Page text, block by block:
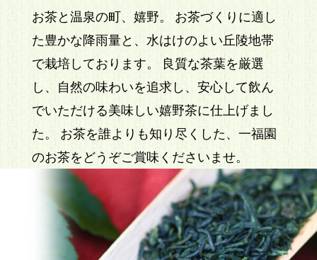
お茶と温泉の町、嬉野。 お茶づくりに適し
た豊かな降雨量と、水はけのよい丘陵地帯
で栽培しております。 良質な茶葉を厳選
し、自然の味わいを追求し、安心して飲ん
でいただける美味しい嬉野茶に仕上げまし
た。 お茶を誰よりも知り尽くした、一福園
のお茶をどうぞご賞味くださいませ。